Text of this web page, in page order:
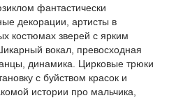
фантастически
декорации, артисты в
костюмах зверей с ярким
вокал, превосходная
динамика. Цирковые трюки
с буйством красок и
истории про мальчика,